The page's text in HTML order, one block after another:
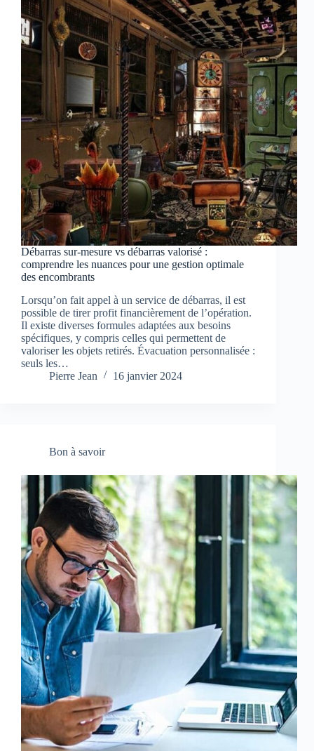
Débarras sur-mesure vs débarras valorisé :
comprendre les nuances pour une gestion optimale
des encombrants
Lorsqu’on fait appel à un service de débarras, il est
possible de tirer profit financièrement de l’opération.
Il existe diverses formules adaptées aux besoins
spécifiques, y compris celles qui permettent de
valoriser les objets retirés. Évacuation personnalisée :
seuls les…
Pierre Jean
16 janvier 2024
Bon à savoir